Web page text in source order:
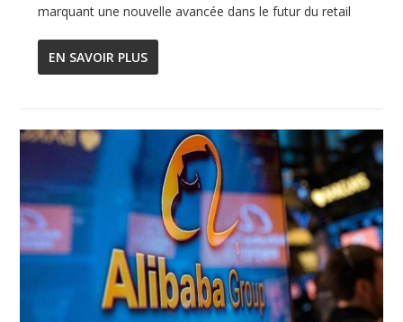
marquant une nouvelle avancée dans le futur du retail
EN SAVOIR PLUS